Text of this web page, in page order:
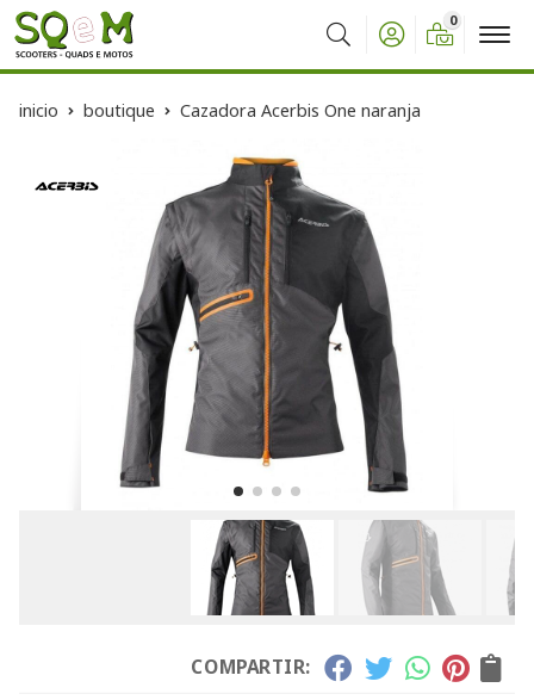
Buscar
0
inicio boutique Cazadora Acerbis One naranja
COMPARTIR: